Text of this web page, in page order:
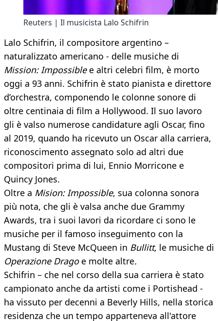
Reuters | Il musicista Lalo Schifrin
Lalo Schifrin, il compositore argentino –
naturalizzato americano - delle musiche di
Mission: Impossiblee altri celebri film, è morto
oggi a 93 anni. Schifrin è stato pianista e direttore
d’orchestra, componendo le colonne sonore di
oltre centinaia di film a Hollywood. Il suo lavoro
gli è valso numerose candidature agli Oscar, fino
al 2019, quando ha ricevuto un Oscar alla carriera,
riconoscimento assegnato solo ad altri due
compositori prima di lui, Ennio Morricone e
Quincy Jones.
Oltre a Mision: Impossible, sua colonna sonora
più nota, che gli è valsa anche due Grammy
Awards, tra i suoi lavori da ricordare ci sono le
musiche per il famoso inseguimento con la
Mustang di Steve McQueen in Bullitt, le musiche di
Operazione Drago e molte altre.
Schifrin – che nel corso della sua carriera è stato
campionato anche da artisti come i Portishead -
ha vissuto per decenni a Beverly Hills, nella storica
residenza che un tempo apparteneva all'attore